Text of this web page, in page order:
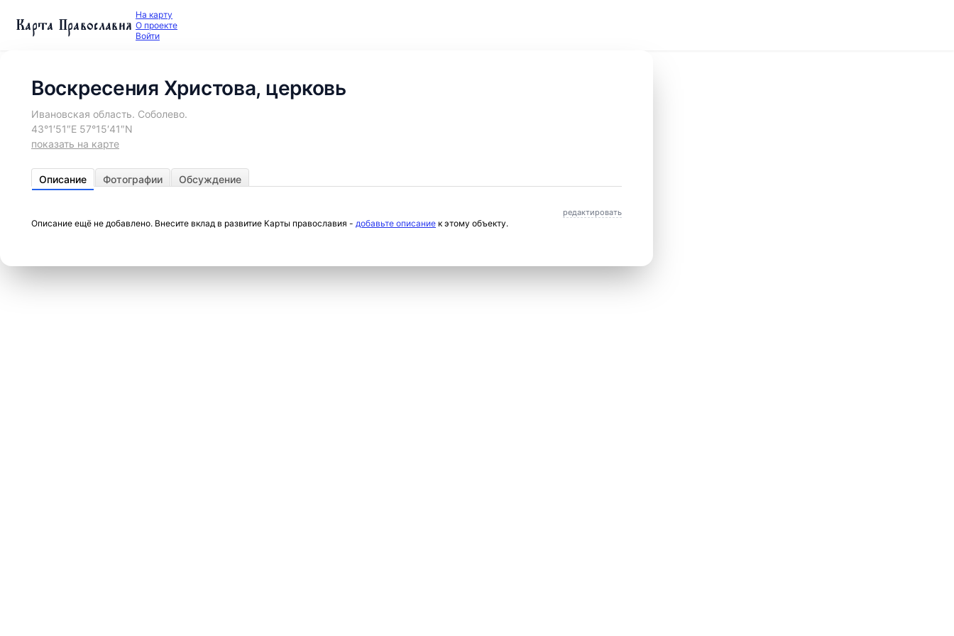
Карта Православия На карту
О проекте
Войти
Воскресения Христова, церковь
Ивановская область. Соболево.
43°1′51″E 57°15′41″N
показать на карте
Описание Фотографии Обсуждение
редактировать
Описание ещё не добавлено. Внесите вклад в развитие Карты православия - добавьте описание к этому объекту.